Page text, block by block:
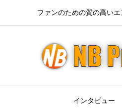
ファンのための質の高いエ
インタビュー